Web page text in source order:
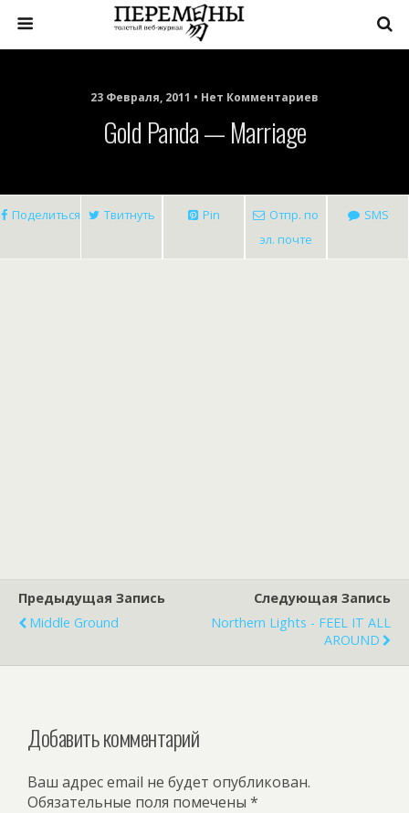
23 Февраля, 2011 • Нет Комментариев
Gold Panda — Marriage
Поделиться Твитнуть Pin
Отпр. по
эл. почте
SMS
Предыдущая Запись
Middle Ground
Следующая Запись
Northern Lights - FEEL IT ALL
AROUND
Добавить комментарий
Ваш адрес email не будет опубликован.
Обязательные поля помечены *